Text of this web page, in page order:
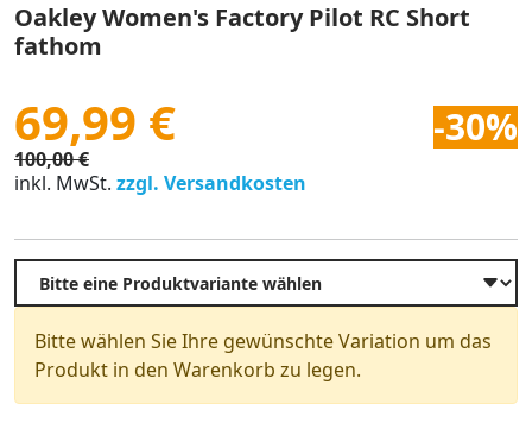
Oakley Women's Factory Pilot RC Short
fathom
69,99 € -30%
100,00 €
inkl. MwSt. zzgl. Versandkosten
Bitte wählen Sie Ihre gewünschte Variation um das
Produkt in den Warenkorb zu legen.